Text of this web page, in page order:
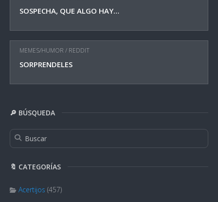
SOSPECHA, QUE ALGO HAY…
MEMES/HUMOR / REDDIT
SORPRENDELES
🔎 BÚSQUEDA
🔖 CATEGORÍAS
Acertijos (457)